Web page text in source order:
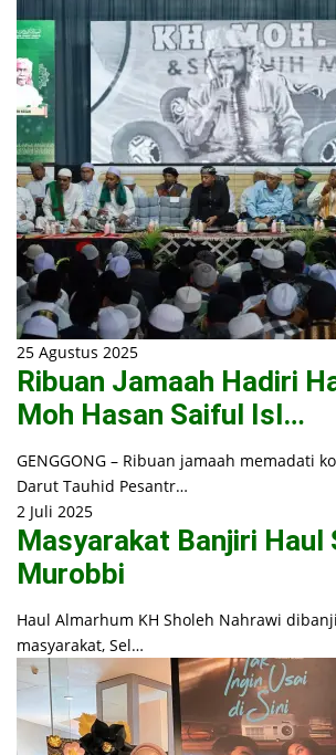
25 Agustus 2025
Ribuan Jamaah Hadiri
Moh Hasan Saiful Isl…
GENGGONG – Ribuan jamaah memadati
Darut Tauhid Pesantr…
2 Juli 2025
Masyarakat Banjiri Haul
Murobbi
Haul Almarhum KH Sholeh Nahrawi
masyarakat, Sel…